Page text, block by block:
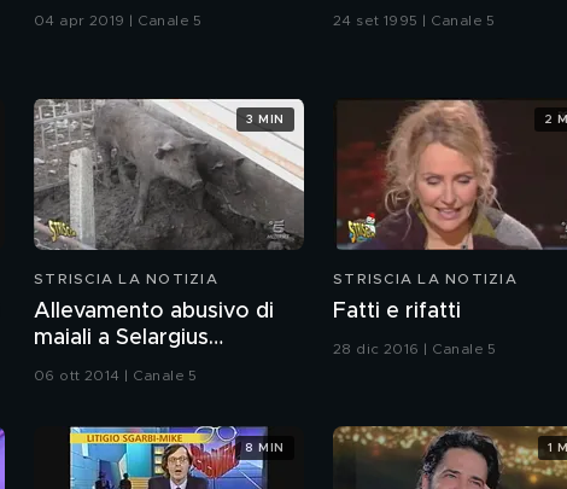
04 apr 2019 | Canale 5 24 set 1995 | Canale 5
STRISCIA LA NOTIZIA
Allevamento abusivo di
maiali a Selargius
06 ott 2014 | Canale 5
3 MIN
STRISCIA LA NOTIZIA
Fatti e rifatti
28 dic 2016 | Canale 5
2
8 MIN 1